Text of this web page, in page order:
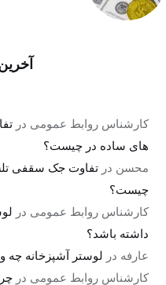
کارشناس روابط عمومی در
های ساده در چیست؟
محسن درتفاوت جک سقفی
چیست؟
کارشناس روابط عمومی در
داشته باشد؟
عارفه در لوستر آشپزخانه چه
کارشناس روابط عمومی در